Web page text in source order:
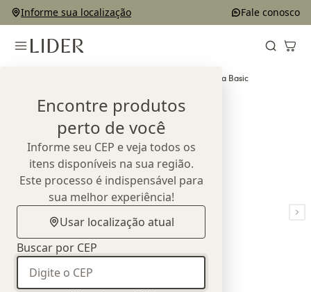
Informe sua localização Fale conosco
Encontre produtos
perto de você
Informe seu CEP e veja todos os
itens disponíveis na sua região.
Este processo é indispensável para
sua melhor experiência!
Usar localização atual
Buscar por CEP
Almofada Basic